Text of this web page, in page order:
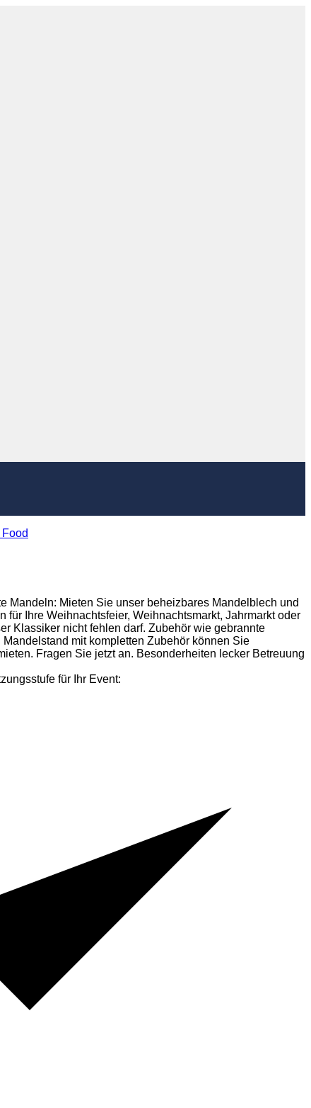
Mandeln: Mieten Sie unser beheizbares Mandelblech und
für Ihre Weihnachtsfeier, Weihnachtsmarkt, Jahrmarkt oder
Klassiker nicht fehlen darf. Zubehör wie gebrannte
mit kompletten Zubehör können Sie
Fragen Sie jetzt an. Besonderheiten lecker Betreuung
für Ihr Event: